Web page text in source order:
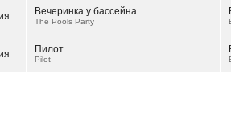
Вечеринка у бассейна
The Pools Party
Пилот
Pilot